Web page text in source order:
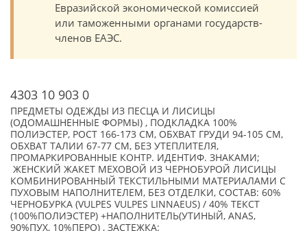
Евразийской экономической комиссией
или таможенными органами государств-
членов ЕАЭС.
4303 10 903 0
ПРЕДМЕТЫ ОДЕЖДЫ ИЗ ПЕСЦА И ЛИСИЦЫ
(ОДОМАШНЕННЫЕ ФОРМЫ) , ПОДКЛАДКА 100%
ПОЛИЭСТЕР, РОСТ 166-173 СМ, ОБХВАТ ГРУДИ 94-105 СМ,
ОБХВАТ ТАЛИИ 67-77 СМ, БЕЗ УТЕПЛИТЕЛЯ,
ПРОМАРКИРОВАННЫЕ КОНТР. ИДЕНТИФ. ЗНАКАМИ;
ЖЕНСКИЙ ЖАКЕТ МЕХОВОЙ ИЗ ЧЕРНОБУРОЙ ЛИСИЦЫ
КОМБИНИРОВАННЫЙ ТЕКСТИЛЬНЫМИ МАТЕРИАЛАМИ С
ПУХОВЫМ НАПОЛНИТЕЛЕМ, БЕЗ ОТДЕЛКИ, СОСТАВ: 60%
ЧЕРНОБУРКА (VULPES VULPES LINNAEUS) / 40% ТЕКСТ
(100%ПОЛИЭСТЕР) +НАПОЛНИТЕЛЬ(УТИНЫЙ, ANAS,
90%ПУХ, 10%ПЕРО) , ЗАСТЕЖКА: